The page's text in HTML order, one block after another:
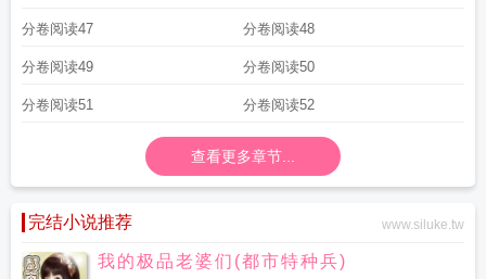
分卷阅读47 分卷阅读48
分卷阅读49 分卷阅读50
分卷阅读51 分卷阅读52
查看更多章节...
完结小说推荐 www.siluke.tw
我的极品老婆们(都市特种兵)